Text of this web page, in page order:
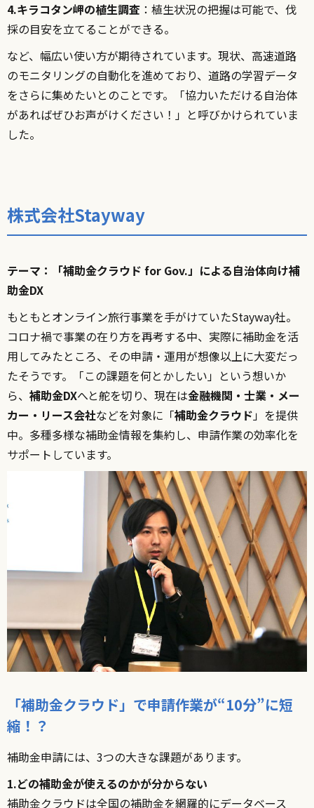
4.キラコタン岬の植生調査 ：植生状況の把握は可能で、伐
採の目安を立てることができる。
など、幅広い使い方が期待されています。現状、高速道路
のモニタリングの自動化を進めており、道路の学習データ
をさらに集めたいとのことです。「協力いただける自治体
があればぜひお声がけください！」と呼びかけられていま
した。
株式会社Stayway
テーマ：「補助金クラウド for Gov.」による自治体向け補
助金DX
もともとオンライン旅行事業を手がけていたStayway社。
コロナ禍で事業の在り方を再考する中、実際に補助金を活
用してみたところ、その申請・運用が想像以上に大変だっ
たそうです。「この課題を何とかしたい」という想いか
ら、 補助金DXへと舵を切り、現在は金融機関・士業・メー
カー・リース会社などを対象に「補助金クラウド」を提供
中。多種多様な補助金情報を集約し、申請作業の効率化を
サポートしています。
「補助金クラウド」で申請作業が“10分”に短
縮！？
補助金申請には、3つの大きな課題があります。
1.どの補助金が使えるのかが分からない
補助金クラウドは全国の補助金を網羅的にデータベース